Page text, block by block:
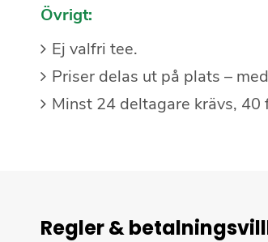
Övrigt:
Ej valfri tee.
Priser delas ut på plats –
Minst 24 deltagare krävs,
Regler&